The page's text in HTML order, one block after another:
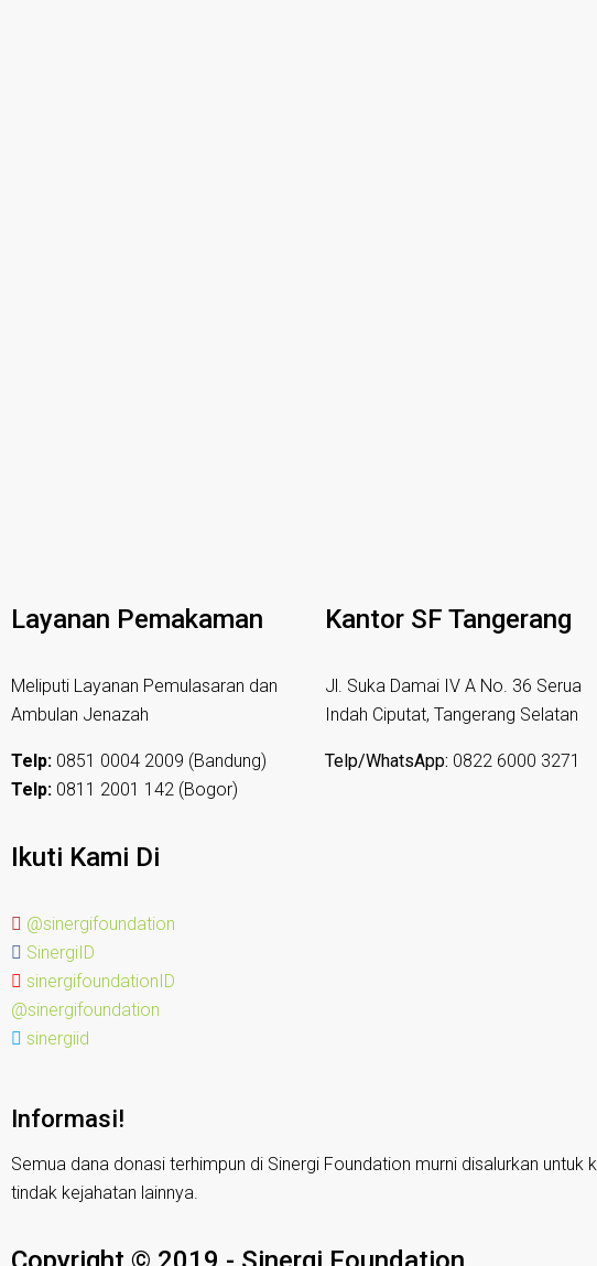
Layanan Pemakaman
Meliputi Layanan Pemulasaran dan
Ambulan Jenazah
Telp: 0851 0004 2009 (Bandung)
Telp: 0811 2001 142 (Bogor)
Ikuti Kami Di
@sinergifoundation
SinergiID
sinergifoundationID
@sinergifoundation
sinergiid
Kantor SF Tangerang
Jl. Suka Damai IV A No. 36 Serua
Indah Ciputat, Tangerang Selatan
Telp/WhatsApp: 0822 6000 3271
Informasi!
Semua dana donasi terhimpun di Sinergi Foundation murni disalurkan
tindak kejahatan lainnya.